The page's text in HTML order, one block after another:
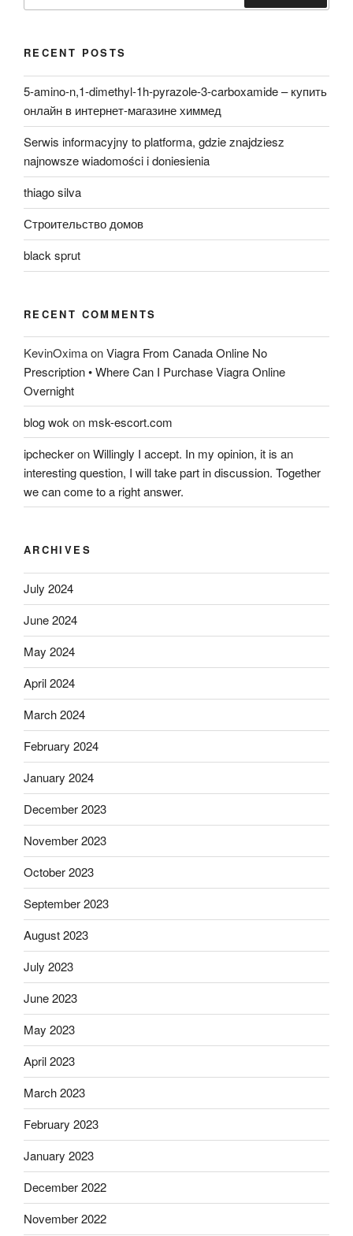
Search
RECENT POSTS
5-amino-n,1-dimethyl-1h-pyrazole-3-carboxamide – купить
онлайн в интернет-магазине химмед
Serwis informacyjny to platforma, gdzie znajdziesz
najnowsze wiadomości i doniesienia
thiago silva
Строительство домов
black sprut
RECENT COMMENTS
KevinOximaonViagra From Canada Online No
Prescription • Where Can I Purchase Viagra Online
Overnight
blog wok on msk-escort.com
ipcheckeronWillingly I accept. In my opinion, it is an
interesting question, I will take part in discussion. Together
we can come to a right answer.
ARCHIVES
July 2024
June 2024
May 2024
April 2024
March 2024
February 2024
January 2024
December 2023
November 2023
October 2023
September 2023
August 2023
July 2023
June 2023
May 2023
April 2023
March 2023
February 2023
January 2023
December 2022
November 2022